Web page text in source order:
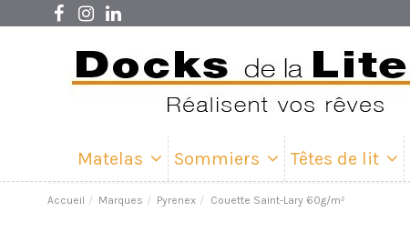
Matelas Sommiers Têtes de lit
Accueil Marques Pyrenex Couette Saint-Lary 60g/m²